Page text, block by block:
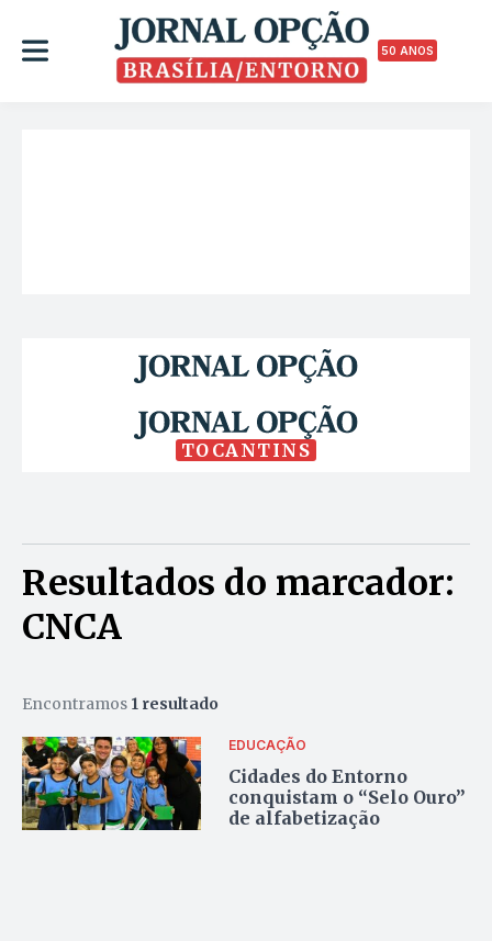
50 ANOS
TOCANTINS
Resultados do marcador:
CNCA
Encontramos 1 resultado
EDUCAÇÃO
Cidades do Entorno
conquistam o “Selo Ouro”
de alfabetização